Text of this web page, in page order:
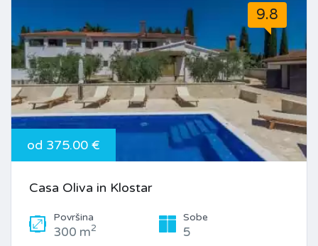
9.8
od 375.00 €
Casa Oliva in Klostar
Površina
300 m2
Sobe
5